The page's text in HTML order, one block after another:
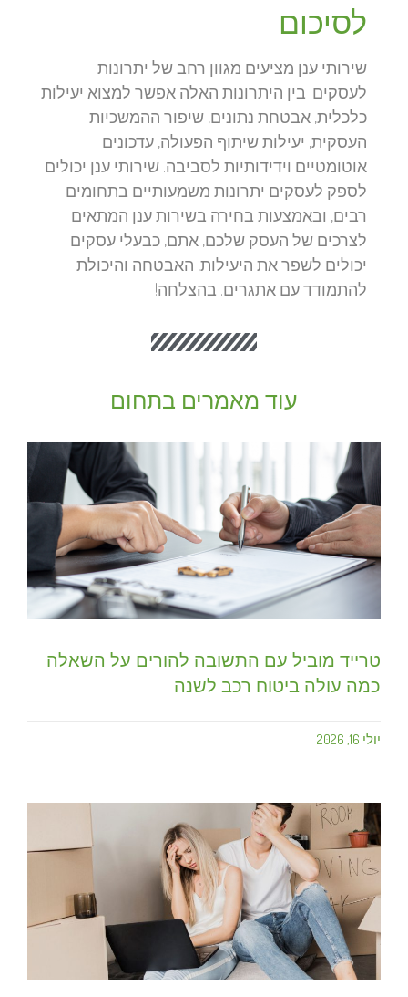
לסיכום
שירותי ענן מציעים מגוון רחב של יתרונות
לעסקים. בין היתרונות האלה אפשר למצוא יעילות
כלכלית, אבטחת נתונים, שיפור ההמשכיות
העסקית, יעילות שיתוף הפעולה, עדכונים
אוטומטיים וידידותיות לסביבה. שירותי ענן יכולים
לספק לעסקים יתרונות משמעותיים בתחומים
רבים, ובאמצעות בחירה בשירות ענן המתאים
לצרכים של העסק שלכם, אתם, כבעלי עסקים
יכולים לשפר את היעילות, האבטחה והיכולת
להתמודד עם אתגרים. בהצלחה!
עוד מאמרים בתחום
טרייד מוביל עם התשובה להורים על השאלה
כמה עולה ביטוח רכב לשנה
יולי 16, 2026